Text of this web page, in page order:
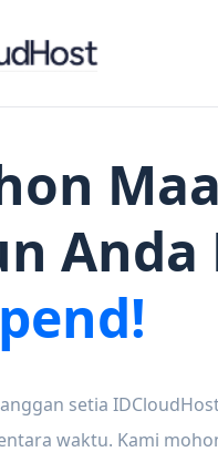
Anda
setia
waktu. Kami